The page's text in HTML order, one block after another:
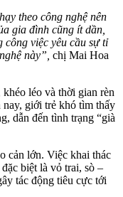
theo công nghệ nên
gia đình cũng ít dần,
việc yêu cầu sự tỉ
này”, chị Mai Hoa
léo và thời gian rèn
giới trẻ khó tìm thấy
dẫn đến tình trạng “già
cản lớn. Việc khai thác
biệt là vỏ trai, sò –
tác động tiêu cực tới